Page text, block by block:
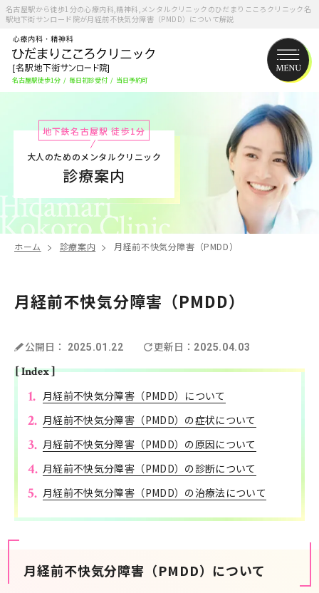
名古屋駅から徒歩1分の心療内科,精神科,メンタルクリニックのひだまりこころクリニック名
駅地下街サンロード院が月経前不快気分障害（PMDD）について解説
名古屋駅徒歩1分 / 毎日初診受付 / 当日予約可
地下鉄名古屋駅 徒歩1分
大人のためのメンタルクリニック
診療案内
ホーム 診療案内 月経前不快気分障害（PMDD）
月経前不快気分障害（PMDD）
公開日： 2025.01.22 更新日： 2025.04.03
[ Index ]
月経前不快気分障害（PMDD）について
月経前不快気分障害（PMDD）の症状について
月経前不快気分障害（PMDD）の原因について
月経前不快気分障害（PMDD）の診断について
月経前不快気分障害（PMDD）の治療法について
月経前不快気分障害（PMDD）について